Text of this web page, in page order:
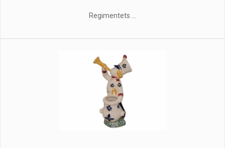
Regimentets ...